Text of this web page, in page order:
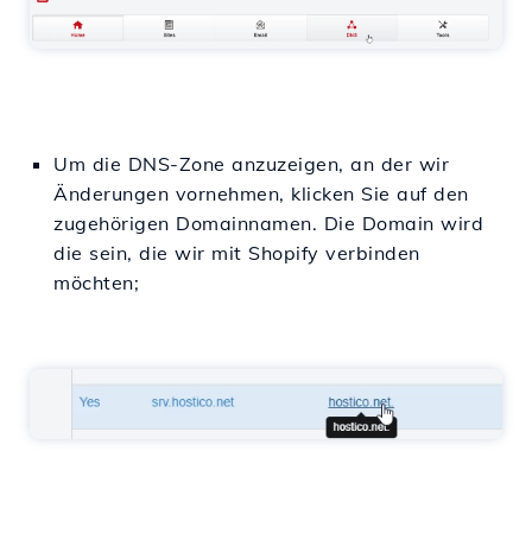
Um die DNS-Zone anzuzeigen, an der wir
Änderungen vornehmen, klicken Sie auf den
zugehörigen Domainnamen. Die Domain wird
die sein, die wir mit Shopify verbinden
möchten;